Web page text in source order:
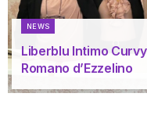
NEWS
Liberblu Intimo
Romano d’Ezzelino